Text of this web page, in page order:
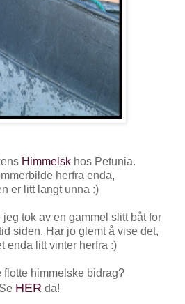
Himmelskhos Petunia.
herfra enda,
er litt langt unna :)
tok av en gammel slitt båt for
siden. Har jo glemt å vise det,
enda litt vinter herfra :)
flotte himmelske bidrag?
Se HER da!